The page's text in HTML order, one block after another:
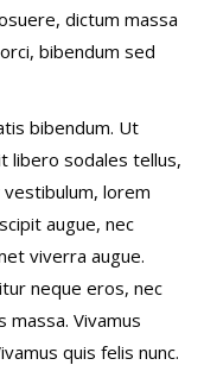
dictum massa
bibendum sed
bibendum. Ut
libero sodales tellus,
lorem
augue, nec
viverra augue.
neque eros, nec
Vivamus
quis felis nunc.